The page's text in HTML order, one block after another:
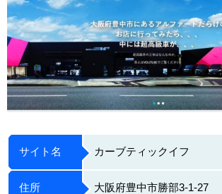
サイト名 カーブティックイフ
住所 大阪府豊中市勝部3-1-27